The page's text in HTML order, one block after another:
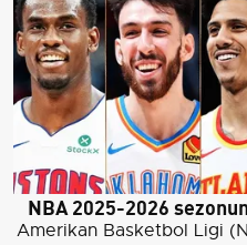
NBA 2025-2026
Amerikan Basketbol Ligi